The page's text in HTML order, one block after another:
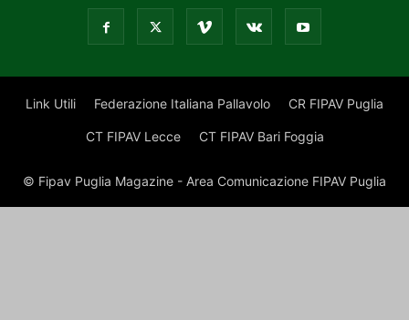
Link Utili Federazione Italiana Pallavolo CR FIPAV Puglia
CT FIPAV Lecce CT FIPAV Bari Foggia
© Fipav Puglia Magazine - Area Comunicazione FIPAV Puglia